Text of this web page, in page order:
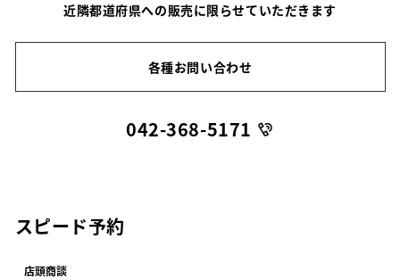
近隣都道府県への販売に限らせていただきます
各種お問い合わせ
042-368-5171
スピード予約
店頭商談